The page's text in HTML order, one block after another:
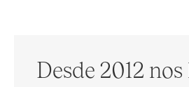
Desde 2012